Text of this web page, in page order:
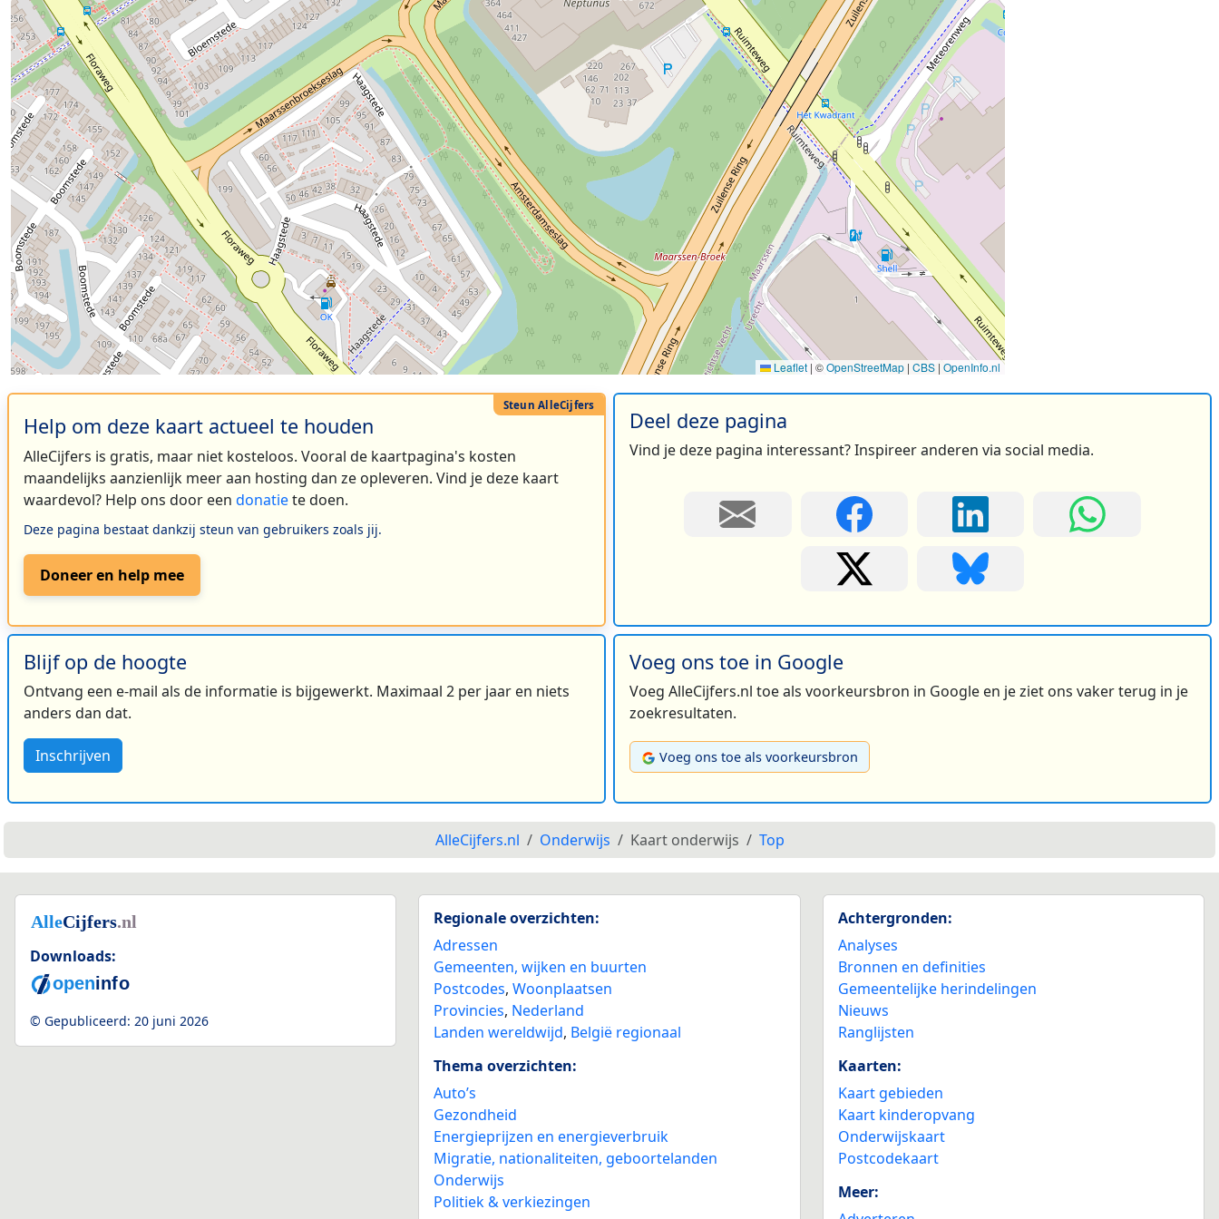
Leaflet | ©OpenStreetMap | CBS | OpenInfo.nl
Help om deze kaart actueel te houden
AlleCijfers is gratis, maar niet kosteloos. Vooral de kaartpagina's kosten
maandelijks aanzienlijk meer aan hosting dan ze opleveren. Vind je deze kaart
waardevol? Help ons door een donatiete doen.
Deze pagina bestaat dankzij steun van gebruikers zoals jij.
Doneer en help mee
Deel deze pagina
Vind je deze pagina interessant? Inspireer anderen via social media.
Blijf op de hoogte
Ontvang een e-mail als de informatie is bijgewerkt. Maximaal 2 per jaar en niets
anders dan dat.
Inschrijven
Voeg ons toe in Google
Voeg AlleCijfers.nl toe als voorkeursbron in Google en je ziet ons vaker terug in je
zoekresultaten.
Voeg ons toe als voorkeursbron
AlleCijfers.nl Onderwijs Kaart onderwijs Top
Downloads:
© Gepubliceerd: 20 juni 2026
Regionale overzichten:
Adressen
Gemeenten, wijken en buurten
Postcodes,Woonplaatsen
Provincies, Nederland
Landen wereldwijd, België regionaal
Thema overzichten:
Auto’s
Gezondheid
Energieprijzen en energieverbruik
Migratie, nationaliteiten, geboortelanden
Onderwijs
Politiek & verkiezingen
Achtergronden:
Analyses
Bronnen en definities
Gemeentelijke herindelingen
Nieuws
Ranglijsten
Kaarten:
Kaart gebieden
Kaart kinderopvang
Onderwijskaart
Postcodekaart
Meer: